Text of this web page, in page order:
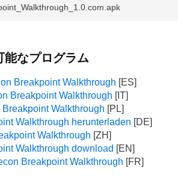
能なプログラム
Breakpoint Walkthrough
Breakpoint Walkthrough
Walkthrough
Walkthrough herunterladen
Walkthrough
Walkthrough download
Breakpoint Walkthrough